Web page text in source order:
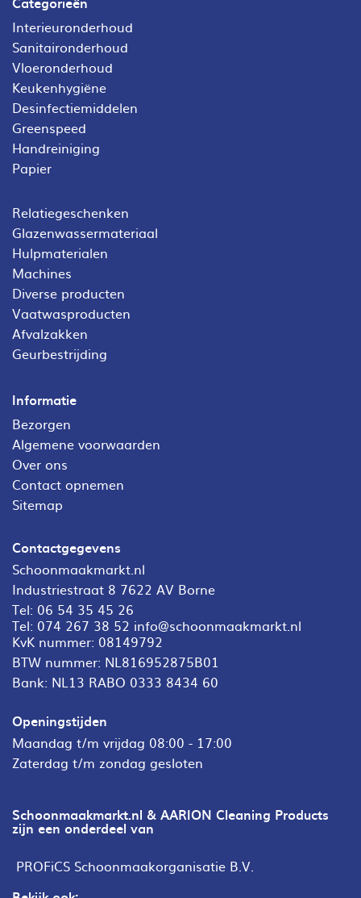
Interieuronderhoud
Sanitaironderhoud
Vloeronderhoud
Keukenhygiëne
Desinfectiemiddelen
Greenspeed
Handreiniging
Papier
Relatiegeschenken
Glazenwassermateriaal
Hulpmaterialen
Machines
Diverse producten
Vaatwasproducten
Afvalzakken
Geurbestrijding
Informatie
Bezorgen
Algemene voorwaarden
Over ons
Contact opnemen
Sitemap
Contactgegevens
Schoonmaakmarkt.nl
Industriestraat 8 7622 AV Borne
Tel: 06 54 35 45 26
Tel: 074 267 38 52 info@schoonmaakmarkt.nl
KvK nummer: 08149792
BTW nummer: NL816952875B01
Bank: NL13 RABO 0333 8434 60
Openingstijden
Maandag t/m vrijdag 08:00 - 17:00
Zaterdag t/m zondag gesloten
Schoonmaakmarkt.nl & AARION Cleaning Products
zijn een onderdeel van
PROFiCS Schoonmaakorganisatie B.V.